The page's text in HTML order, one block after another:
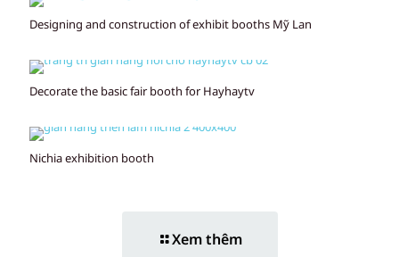
Designing and construction of exhibit booths Mỹ Lan
Decorate the basic fair booth for Hayhaytv
Nichia exhibition booth
Xem thêm